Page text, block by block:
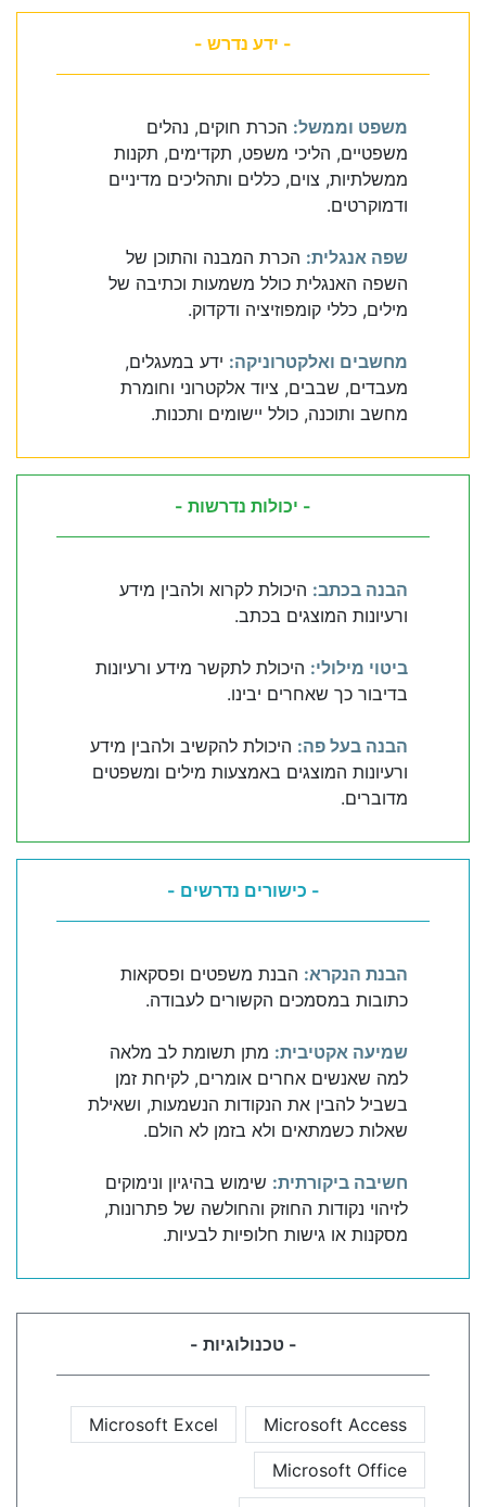
- ידע נדרש -
משפט וממשל: הכרת חוקים, נהלים
משפטיים, הליכי משפט, תקדימים, תקנות
ממשלתיות, צוים, כללים ותהליכים מדיניים
ודמוקרטים.
שפה אנגלית: הכרת המבנה והתוכן של
השפה האנגלית כולל משמעות וכתיבה של
מילים, כללי קומפוזיציה ודקדוק.
מחשבים ואלקטרוניקה: ידע במעגלים,
מעבדים, שבבים, ציוד אלקטרוני וחומרת
מחשב ותוכנה, כולל יישומים ותכנות.
- יכולות נדרשות -
הבנה בכתב: היכולת לקרוא ולהבין מידע
ורעיונות המוצגים בכתב.
ביטוי מילולי: היכולת לתקשר מידע ורעיונות
בדיבור כך שאחרים יבינו.
הבנה בעל פה: היכולת להקשיב ולהבין מידע
ורעיונות המוצגים באמצעות מילים ומשפטים
מדוברים.
- כישורים נדרשים -
הבנת הנקרא: הבנת משפטים ופסקאות
כתובות במסמכים הקשורים לעבודה.
שמיעה אקטיבית: מתן תשומת לב מלאה
למה שאנשים אחרים אומרים, לקיחת זמן
בשביל להבין את הנקודות הנשמעות, ושאילת
שאלות כשמתאים ולא בזמן לא הולם.
חשיבה ביקורתית: שימוש בהיגיון ונימוקים
לזיהוי נקודות החוזק והחולשה של פתרונות,
מסקנות או גישות חלופיות לבעיות.
- טכנולוגיות -
Microsoft Access
Microsoft Excel
Microsoft Office